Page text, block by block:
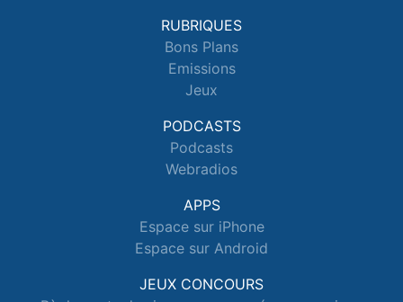
RUBRIQUES
Bons Plans
Emissions
Jeux
PODCASTS
Podcasts
Webradios
APPS
Espace sur iPhone
Espace sur Android
JEUX CONCOURS